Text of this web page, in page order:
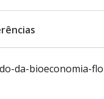
da-bioeconomia-